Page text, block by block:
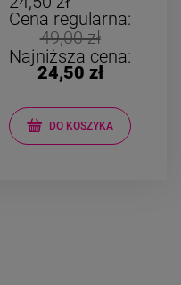
Cena regularna:
49,00 zł
Najniższa cena:
24,50 zł
DO KOSZYKA